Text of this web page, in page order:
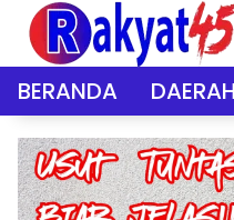
Langsung
konten
BERANDA DAERAH